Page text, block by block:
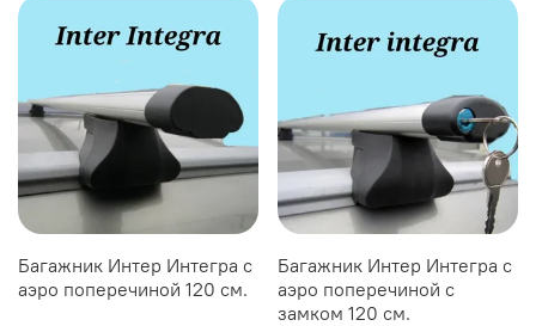
Багажник Интер Интегра с
аэро поперечиной 120 см.
Багажник Интер Интегра с
аэро поперечиной с
замком 120 см.